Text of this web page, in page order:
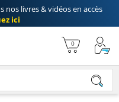
nos livres & vidéos en accès
ici